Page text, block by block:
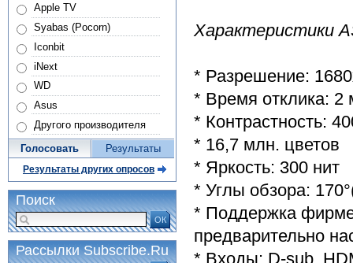
Характеристики
* Разрешение:
* Время отклика: 2
* Контрастность:
* 16,7 млн. цветов
* Яркость: 300 нит
* Углы обзора:
* Поддержка
предварительно
* Входы: D-sub,
Apple TV
Syabas (Pocorn)
Iconbit
iNext
WD
Asus
Другого производителя
Голосовать Результаты
Результаты других опросов
Поиск
ОК
Рассылки Subscribe.Ru